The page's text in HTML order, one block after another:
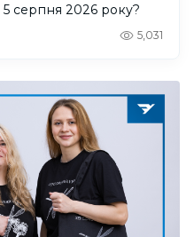
5 серпня 2026 року?
5,031